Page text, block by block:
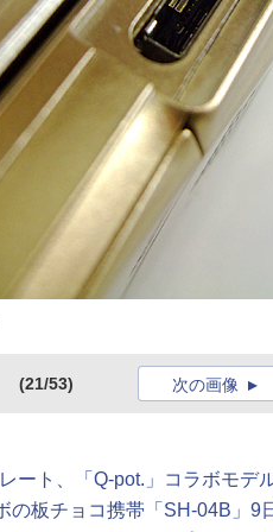
(21/53) 次の画像
ート、「Q-pot.」コラボモデ
の板チョコ携帯「SH-04B」9